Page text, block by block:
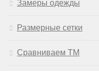
Замеры одежды
Размерные сетки
Сравниваем ТМ